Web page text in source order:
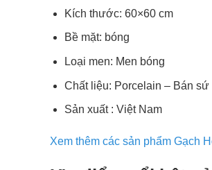
Kích thước: 60×60 cm
Bề mặt: bóng
Loại men: Men bóng
Chất liệu: Porcelain – Bán sứ
Sản xuất : Việt Nam
Xem thêm các sản phẩm Gạch